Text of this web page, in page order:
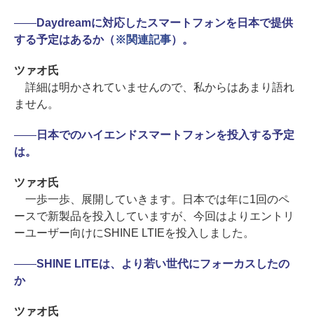
――Daydreamに対応したスマートフォンを日本で提供
する予定はあるか（※関連記事）。
ツァオ氏
詳細は明かされていませんので、私からはあまり語れ
ません。
――日本でのハイエンドスマートフォンを投入する予定
は。
ツァオ氏
一歩一歩、展開していきます。日本では年に1回のペ
ースで新製品を投入していますが、今回はよりエントリ
ーユーザー向けにSHINE LTIEを投入しました。
――SHINE LITEは、より若い世代にフォーカスしたの
か
ツァオ氏